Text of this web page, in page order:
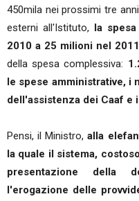
450mila nei prossimi tre
esterni all'Istituto, la
2010 a 25 milioni nel
della spesa complessiva:
le spese amministrative, i
dell'assistenza dei Caaf e
Pensi, il Ministro,alla
la quale il sistema,
presentazione della
l'erogazione delle